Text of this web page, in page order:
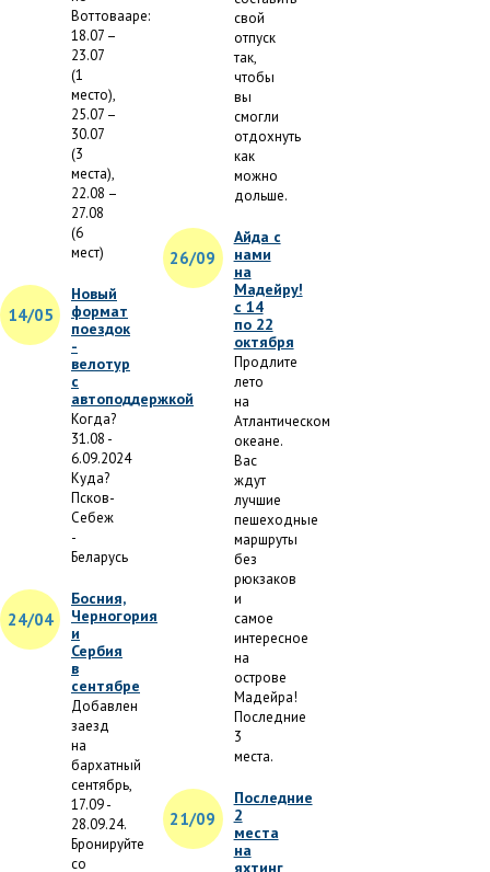
Воттовааре:
18.07 –
23.07
(1
место),
25.07 –
30.07
(3
места),
22.08 –
27.08
(6
мест)
14/05
Новый
формат
поездок
-
велотур
с
автоподдержкой
Когда?
31.08 -
6.09.2024
Куда?
Псков-
Себеж
-
Беларусь
24/04
Босния,
Черногория
и
Сербия
в
сентябре
Добавлен
заезд
на
бархатный
сентябрь,
17.09 -
28.09.24.
Бронируйте
со
свой
отпуск
так,
чтобы
вы
смогли
отдохнуть
как
можно
дольше.
26/09
Айда с
нами
на
Мадейру!
с 14
по 22
октября
Продлите
лето
на
Атлантическом
океане.
Вас
ждут
лучшие
пешеходные
маршруты
без
рюкзаков
и
самое
интересное
на
острове
Мадейра!
Последние
3
места.
21/09
Последние
2
места
на
яхтинг